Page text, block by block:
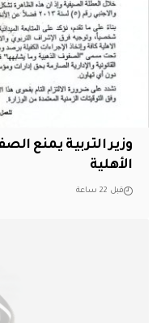
وزير التربية يمنع
الأهلية
قبل 22 ساعة